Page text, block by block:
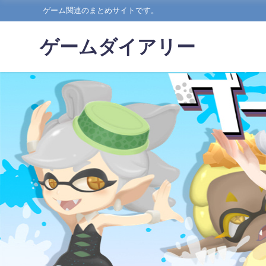
ゲーム関連のまとめサイトです。
ゲームダイアリー